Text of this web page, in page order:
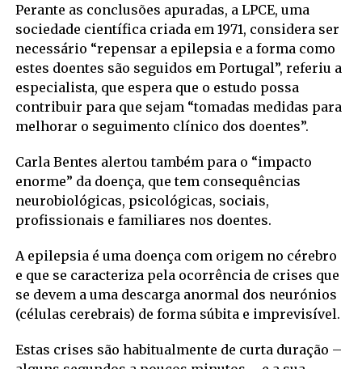
Perante as conclusões apuradas, a LPCE, uma
sociedade científica criada em 1971, considera ser
necessário “repensar a epilepsia e a forma como
estes doentes são seguidos em Portugal”, referiu a
especialista, que espera que o estudo possa
contribuir para que sejam “tomadas medidas para
melhorar o seguimento clínico dos doentes”.
Carla Bentes alertou também para o “impacto
enorme” da doença, que tem consequências
neurobiológicas, psicológicas, sociais,
profissionais e familiares nos doentes.
A epilepsia é uma doença com origem no cérebro
e que se caracteriza pela ocorrência de crises que
se devem a uma descarga anormal dos neurónios
(células cerebrais) de forma súbita e imprevisível.
Estas crises são habitualmente de curta duração –